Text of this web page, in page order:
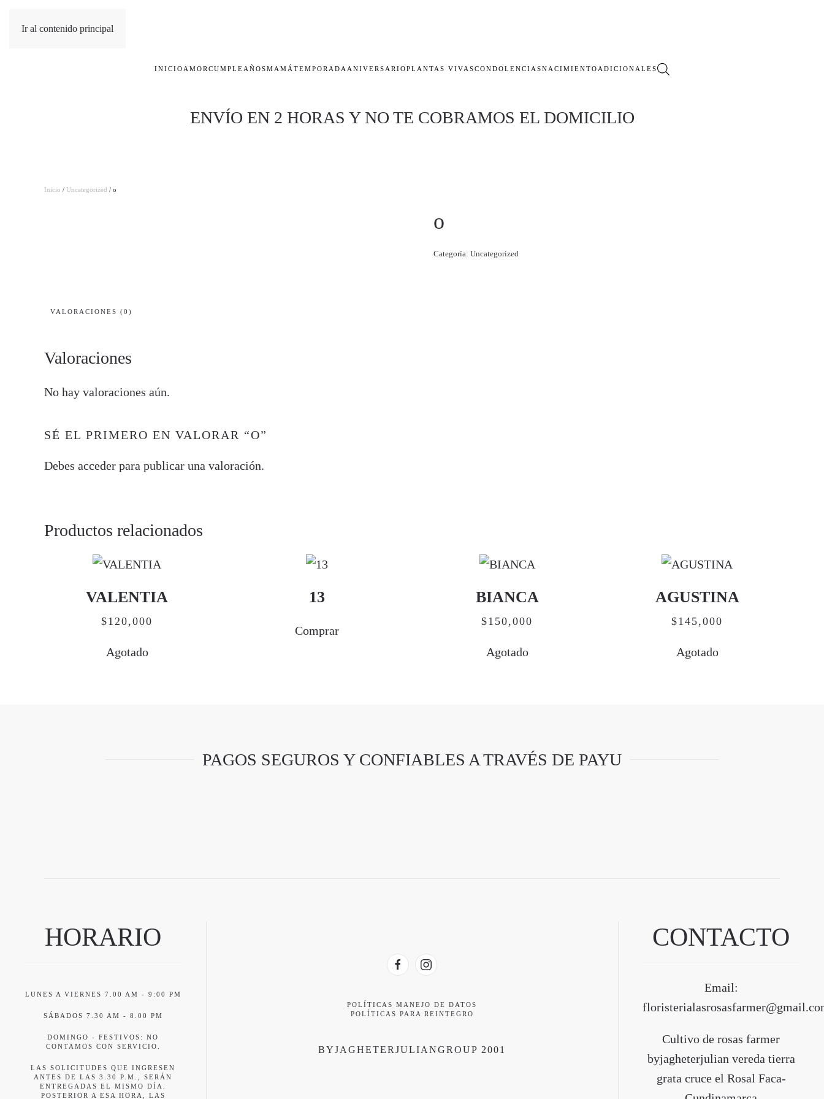
Ir al contenido principal
INICIO AMOR CUMPLEAÑOSMAMÁ TEMPORADA ANIVERSARIOPLANTAS VIVASCONDOLENCIASNACIMIENTO ADICIONALES
ENVÍO EN 2 HORAS Y NO TE COBRAMOS EL DOMICILIO
Inicio / Uncategorized / o
o
Categoría: Uncategorized
VALORACIONES (0)
Valoraciones
No hay valoraciones aún.
SÉ EL PRIMERO EN VALORAR “O”
Debes acceder para publicar una valoración.
Productos relacionados
VALENTIA
$120,000
Agotado
13
Comprar
BIANCA
$150,000
Agotado
AGUSTINA
$145,000
Agotado
PAGOS SEGUROS Y CONFIABLES A TRAVÉS DE PAYU
HORARIO
LUNES A VIERNES 7.00 AM - 9:00 PM
SÁBADOS 7.30 AM - 8.00 PM
DOMINGO - FESTIVOS: NO
CONTAMOS CON SERVICIO.
LAS SOLICITUDES QUE INGRESEN
ANTES DE LAS 3.30 P.M., SERÁN
ENTREGADAS EL MISMO DÍA.
POSTERIOR A ESA HORA, LAS
POLÍTICAS MANEJO DE DATOS
POLÍTICAS PARA REINTEGRO
BYJAGHETERJULIANGROUP 2001
CONTACTO
Email:
Cultivo de rosas farmer
byjagheterjulian vereda tierra
grata cruce el Rosal Faca-